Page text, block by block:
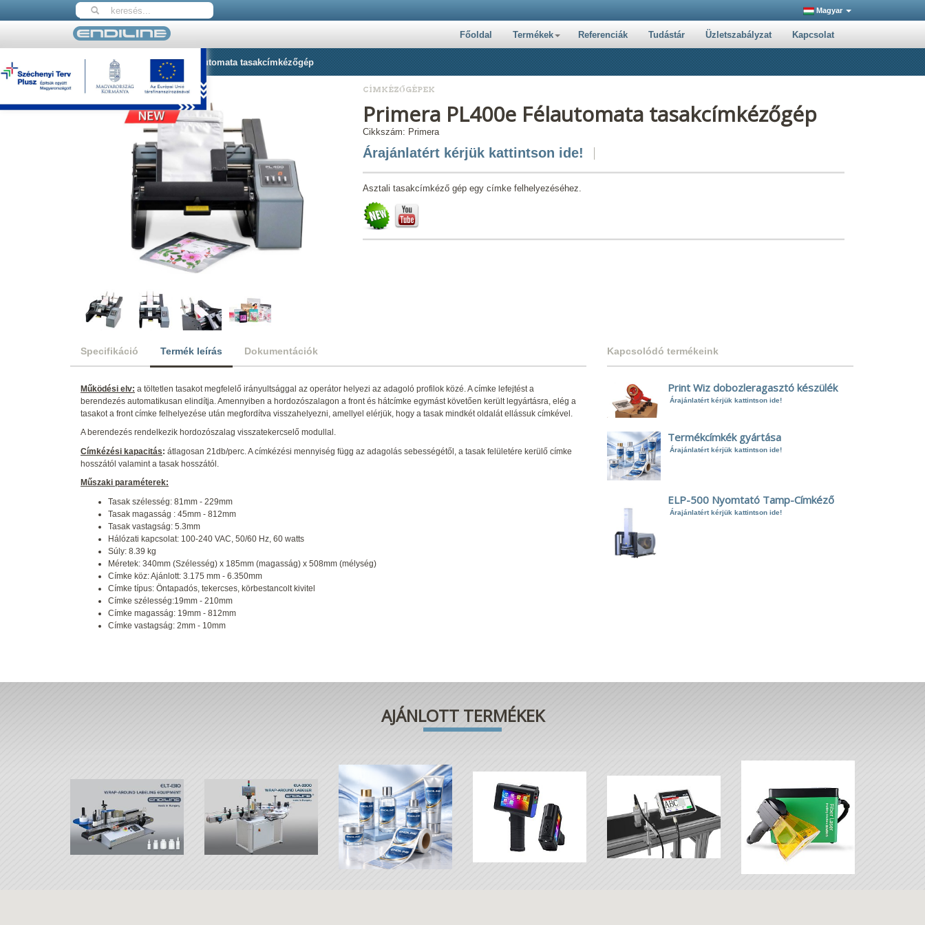
Magyar
Főoldal Termékek Referenciák Tudástár Üzletszabályzat Kapcsolat
Nyitólap Primera PL400e Félautomata tasakcímkézőgép
CÍMKÉZŐGÉPEK
Primera PL400e Félautomata tasakcímkézőgép
Cikkszám: Primera
Árajánlatért kérjük kattintson ide!
Asztali tasakcímkéző gép egy címke felhelyezéséhez.
Specifikáció Termék leírás Dokumentációk
Működési elv: a töltetlen tasakot megfelelő irányultsággal az operátor helyezi az adagoló profilok közé. A címke lefejtést a
berendezés automatikusan elindítja. Amennyiben a hordozószalagon a front és hátcímke egymást követően került legyártásra, elég a
tasakot a front címke felhelyezése után megfordítva visszahelyezni, amellyel elérjük, hogy a tasak mindkét oldalát ellássuk címkével.
A berendezés rendelkezik hordozószalag visszatekercselő modullal.
Címkézési kapacitás: átlagosan 21db/perc. A címkézési mennyiség függ az adagolás sebességétől, a tasak felületére kerülő címke
hosszától valamint a tasak hosszától.
Műszaki paraméterek:
Tasak szélesség: 81mm - 229mm
Tasak magasság : 45mm - 812mm
Tasak vastagság: 5.3mm
Hálózati kapcsolat: 100-240 VAC, 50/60 Hz, 60 watts
Súly: 8.39 kg
Méretek: 340mm (Szélesség) x 185mm (magasság) x 508mm (mélység)
Címke köz: Ajánlott: 3.175 mm - 6.350mm
Címke típus: Öntapadós, tekercses, körbestancolt kivitel
Címke szélesség:19mm - 210mm
Címke magasság: 19mm - 812mm
Címke vastagság: 2mm - 10mm
Kapcsolódó termékeink
Print Wiz dobozleragasztó készülék
Árajánlatért kérjük kattintson ide!
Termékcímkék gyártása
Árajánlatért kérjük kattintson ide!
ELP-500 Nyomtató Tamp-Címkéző
Árajánlatért kérjük kattintson ide!
AJÁNLOTT TERMÉKEK